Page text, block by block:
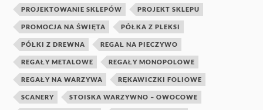
PROJEKTOWANIE SKLEPÓW PROJEKT SKLEPU
PROMOCJA NA ŚWIĘTA PÓŁKA Z PLEKSI
PÓŁKI Z DREWNA REGAŁ NA PIECZYWO
REGAŁY METALOWE REGAŁY MONOPOLOWE
REGAŁY NA WARZYWA RĘKAWICZKI FOLIOWE
SCANERY STOISKA WARZYWNO – OWOCOWE